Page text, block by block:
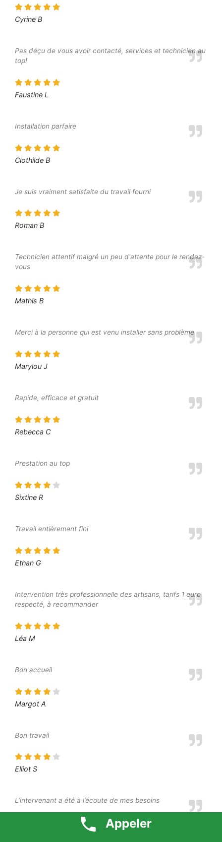
Cyrine B
Pas déçu de vous avoir contacté, services et technicien au
top!
Faustine L
Installation parfaire
Clothilde B
Je suis vraiment satisfaite du travail fourni
Roman B
Technicien attentif malgré un peu d'attente pour le rendez-
vous
Mathis B
Merci à la personne qui est venu installer sans problème
Marylou J
Rapide, efficace et gratuit
Rebecca C
Prestation au top
Sixtine R
Travail entièrement fini
Ethan G
Intervention très professionnelle des artisans, tarifs 1 euro
respecté, à recommander
Léa M
Bon accueil
Margot A
Bon travail
Elliot S
L’intervenant a été à l’écoute de mes besoins
Appeler